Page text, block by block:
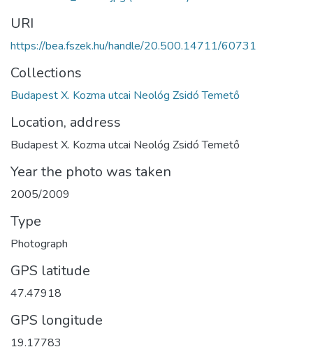
URI
https://bea.fszek.hu/handle/20.500.14711/60731
Collections
Budapest X. Kozma utcai Neológ Zsidó Temető
Location, address
Budapest X. Kozma utcai Neológ Zsidó Temető
Year the photo was taken
2005/2009
Type
Photograph
GPS latitude
47.47918
GPS longitude
19.17783